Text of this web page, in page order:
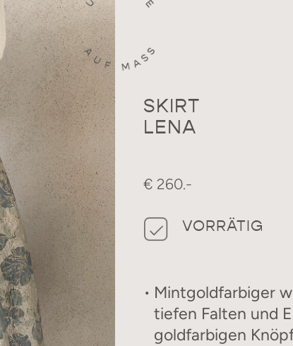
SKIRT
LENA
€ 260.-
VORRÄTIG
Mintgoldfarbiger
tiefen Falten und
goldfarbigen